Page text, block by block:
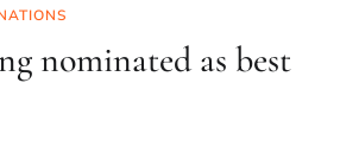
nominated as best